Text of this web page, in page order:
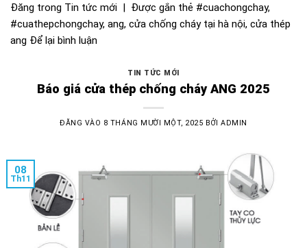
Đăng trong Tin tức mới Được gắn thẻ #cuachongchay,
#cuathepchongchay, ang, cửa chống cháy tại hà nội, cửa thép
ang Để lại bình luận
TIN TỨC MỚI
Báo giá cửa thép chống cháy ANG 2025
ĐĂNG VÀO 8 THÁNG MƯỜI MỘT, 2025 BỞIADMIN
08
Th11